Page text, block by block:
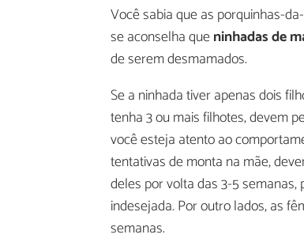
Você sabia que as porquinhas-
se aconselha queninhadas de
de serem desmamados.
Se a ninhada tiver apenas dois
tenha 3 ou mais filhotes, devem
você esteja atento ao
tentativas de monta na mãe,
deles por volta das 3-5
indesejada. Por outro lados, as
semanas.